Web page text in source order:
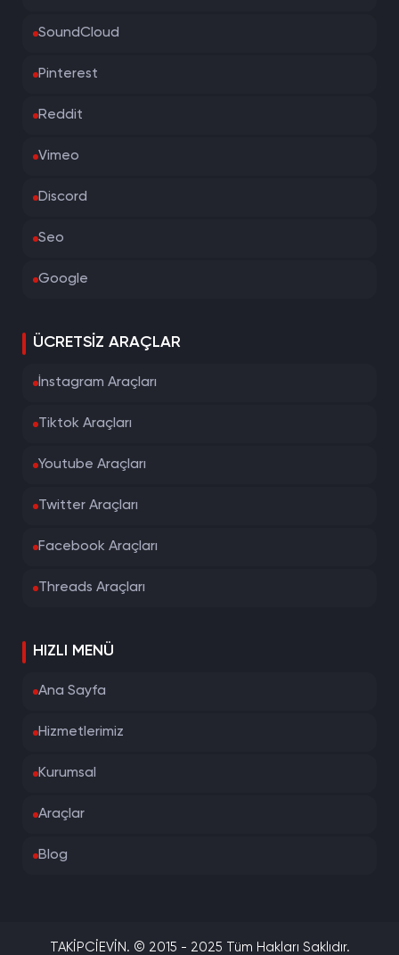
SoundCloud
Pinterest
Reddit
Vimeo
Discord
Seo
Google
ÜCRETSIZ ARAÇLAR
İnstagram Araçları
Tiktok Araçları
Youtube Araçları
Twitter Araçları
Facebook Araçları
Threads Araçları
HIZLI MENÜ
Ana Sayfa
Hizmetlerimiz
Kurumsal
Araçlar
Blog
TAKİPCİEVİN. © 2015 - 2025 Tüm Hakları Saklıdır.